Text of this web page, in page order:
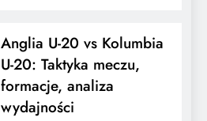
Anglia U-20 vs Kolumbia
U-20: Taktyka meczu,
formacje, analiza
wydajności